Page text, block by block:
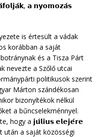
𝗮 𝗻𝘆𝗼𝗺𝗼𝘇𝗮́𝘀
is értesült a vádak
korábban a saját
és a Tisza Párt
nevezte a Szőlő utcai
politikusok szerint
Márton szándékosan
bizonyítékok nélkül
a bűncselekménnyel.
hogy a 𝗷𝘂́𝗹𝗶𝘂𝘀 𝗲𝗹𝗲𝗷𝗲́𝗿𝗲
után a saját közösségi